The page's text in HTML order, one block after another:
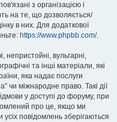
з організацією і
на те, що дозволяється/
в них. Для додаткової
https://www.phpbb.com/.
непристойні, вульгарні,
та інші матеріали, які
яка надає послуги
чи міжнародне право. Такі дії
у доступі до форуму, при
про це, якщо ми
повідомлень зберігаються